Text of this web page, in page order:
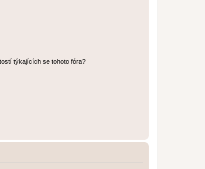
týkajících se tohoto fóra?